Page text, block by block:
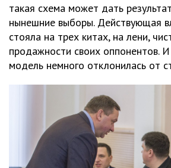
такая схема может дать
нынешние выборы. Действующая
стояла на трех китах, на лени,
продажности своих оппонентов.
модель немного отклонилась от